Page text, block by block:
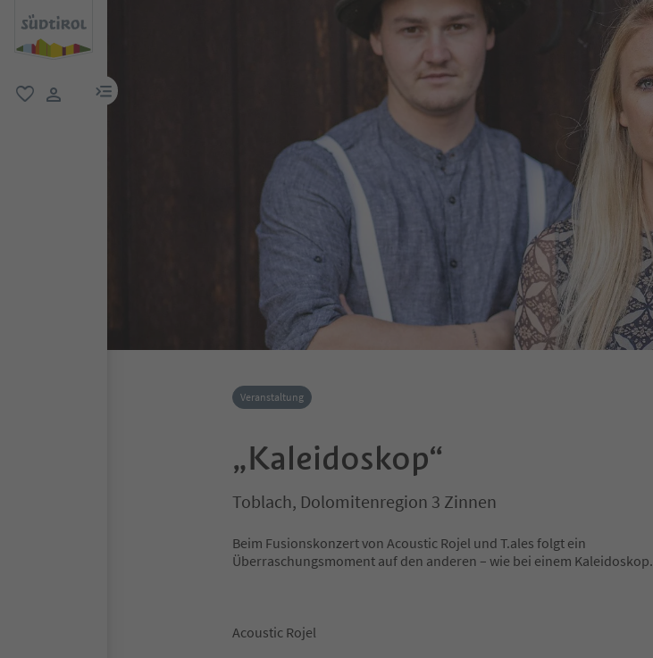
menu link
Veranstaltung
„Kaleidoskop“
Toblach, Dolomitenregion 3 Zinnen
Beim Fusionskonzert von Acoustic Rojel und T.ales folgt ein
Überraschungsmoment auf den anderen – wie bei einem Kaleidoskop.
Acoustic Rojel